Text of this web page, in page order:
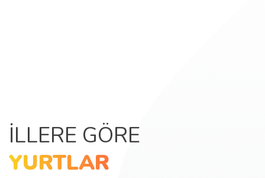
İLLERE GÖRE
YURTLAR